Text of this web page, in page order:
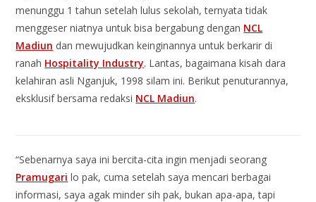
menunggu 1 tahun setelah lulus sekolah, ternyata tidak
menggeser niatnya untuk bisa bergabung dengan NCL
Madiun dan mewujudkan keinginannya untuk berkarir di
ranah Hospitality Industry. Lantas, bagaimana kisah dara
kelahiran asli Nganjuk, 1998 silam ini. Berikut penuturannya,
eksklusif bersama redaksi NCL Madiun.
“Sebenarnya saya ini bercita-cita ingin menjadi seorang
Pramugari lo pak, cuma setelah saya mencari berbagai
informasi, saya agak minder sih pak, bukan apa-apa, tapi